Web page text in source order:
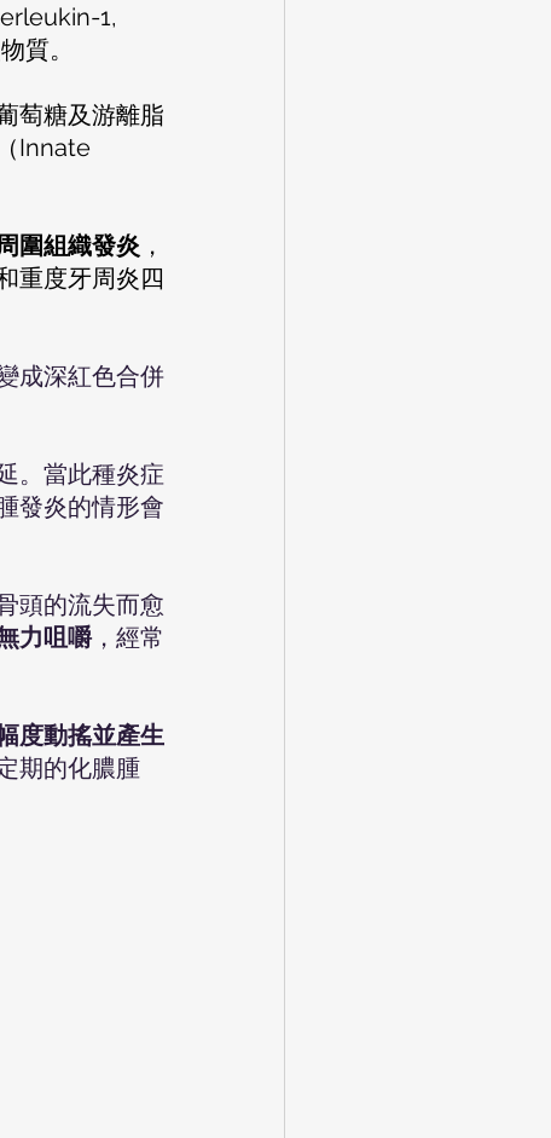
1,
質。
Innate
圍組織發炎 ，
重度牙周炎四
成深紅色合併
。當此種炎症
發炎的情形會
頭的流失而愈
力咀嚼，經常
度動搖並產生
期的化膿腫